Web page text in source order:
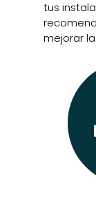
tus
mejorar